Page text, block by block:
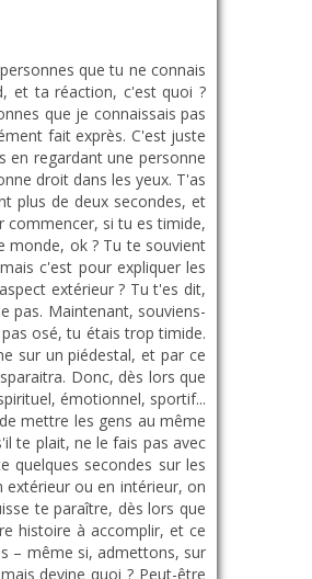
c'est toi qui le voit avec tes yeux. Parce que, si tu utilises deux groupes d'yeux différents, deux personnes différentes qui voient la même personne, elles vont l'apercevoir différemment, vrai ? Il y en a qui vont dire qu'ils la trouvent extraordinaire, et d'autres qui vont dire qu'ils la trouvent moyen moyen. Mets chaque personne au même niveau, et il n'y aura plus cette histoire de valorisation, de dévalorisation de qui tu es. Et là, tu pourras parler à qui que ce soit. A l'heure actuelle, je ne suis pas du genre non plus à courir à droite à gauche et à discuter avec tout le monde. Je l'ai fait pendant une petite période, justement on reprend confiance en moi face à cette timidité – c'est ce que je te recommande dans l'idéal, c'est que tous les jours tu ailles parler avec des personnes différentes, ou grand minimum une personne différente chaque jour, si ce n'est pas trois, c'est un meilleur chiffre. Tu fais ça tous les jours. Donc pendant une période de ma vie, pendant plusieurs mois, je le faisais constamment tous les jours, je n'avais pas de limite. Mais maintenant, je suis confiant, maintenant je peux mettre tout le monde au même niveau, je parle aux gens par rapport à qui ils sont, non pas par rapport à leurs diplômes, non pas par rapport à ce qu'ils ont fait. Maintenant, je les vois uniquement dans cet instant présent. Qui ils sont, l'énergie qu'ils dégagent, c'est la seule chose qui m'intéresse. L'énergie que cette personne dégage, est-ce que je me sens bien à ses côtés, sans même qu'elle ouvre la bouche, ou est-ce que je me sens p